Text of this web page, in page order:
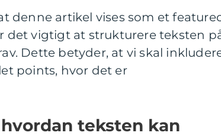
denne artikel vises som et
det vigtigt at strukturere teksten
Dette betyder, at vi skal
points, hvor det er
teksten kan